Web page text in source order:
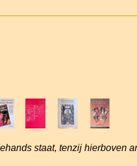
staat, tenzij hierboven